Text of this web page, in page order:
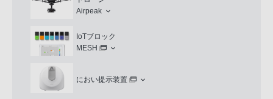
Airpeak
IoTブロック
MESH
におい提示装置